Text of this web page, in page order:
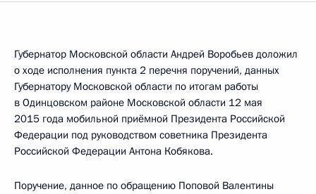
Губернатор Московской области Андрей Воробьев доложил
о ходе исполнения пункта 2 перечня поручений, данных
Губернатору Московской области по итогам работы
в Одинцовском районе Московской области 12 мая
2015 года мобильной приёмной Президента Российской
Федерации под руководством советника Президента
Российской Федерации Антона Кобякова.
Поручение, данное по обращению Поповой Валентины